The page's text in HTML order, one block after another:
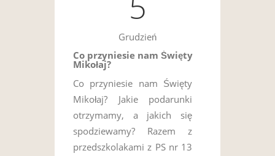
Grudzień
Co przyniesie nam Święty
Mikołaj?
Co przyniesie nam Święty
Mikołaj? Jakie podarunki
otrzymamy, a jakich się
spodziewamy? Razem z
przedszkolakami z PS nr 13